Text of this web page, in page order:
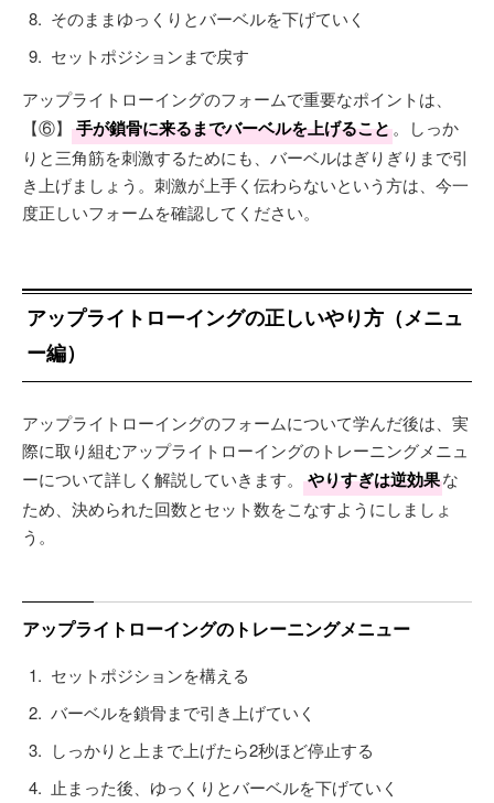
そのままゆっくりとバーベルを下げていく
セットポジションまで戻す
アップライトローイングのフォームで重要なポイントは、
【⑥】
手が鎖骨に来るまでバーベルを上げること。しっか
りと三角筋を刺激するためにも、バーベルはぎりぎりまで引
き上げましょう。刺激が上手く伝わらないという方は、今一
度正しいフォームを確認してください。
アップライトローイングの正しいやり方（メニュ
ー編）
アップライトローイングのフォームについて学んだ後は、実
際に取り組むアップライトローイングのトレーニングメニュ
ーについて詳しく解説していきます。
やりすぎは逆効果な
ため、決められた回数とセット数をこなすようにしましょ
う。
アップライトローイングのトレーニングメニュー
セットポジションを構える
バーベルを鎖骨まで引き上げていく
しっかりと上まで上げたら2秒ほど停止する
止まった後、ゆっくりとバーベルを下げていく